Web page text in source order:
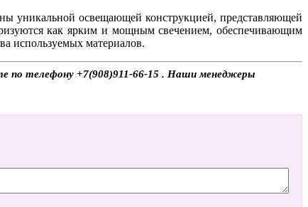
уникальной освещающей конструкцией, представляющей
как ярким и мощным свечением, обеспечивающим
используемых материалов.
по телефону +7(908)911-66-15 . Наши менеджеры